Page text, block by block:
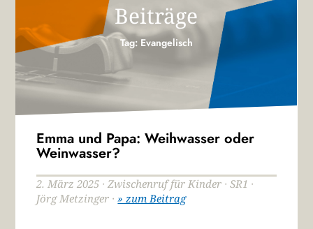
Beiträge
Tag: Evangelisch
Emma und Papa: Weihwasser oder
Weinwasser?
2. März 2025 · Zwischenruf für Kinder · SR1 ·
Jörg Metzinger ·» zum Beitrag